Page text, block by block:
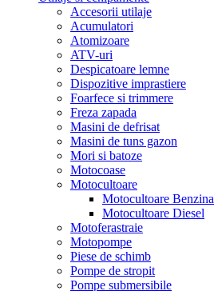
Accesorii utilaje
Acumulatori
Atomizoare
ATV-uri
Despicatoare lemne
Dispozitive imprastiere
Foarfece si trimmere
Freza zapada
Masini de defrisat
Masini de tuns gazon
Mori si batoze
Motocoase
Motocultoare
Motocultoare Benzina
Motocultoare Diesel
Motoferastraie
Motopompe
Piese de schimb
Pompe de stropit
Pompe submersibile